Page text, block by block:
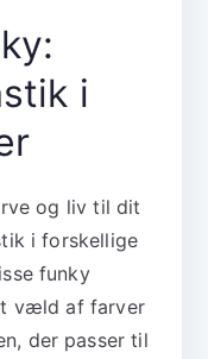
i
og liv til dit
i forskellige
funky
væld af farver
der passer til